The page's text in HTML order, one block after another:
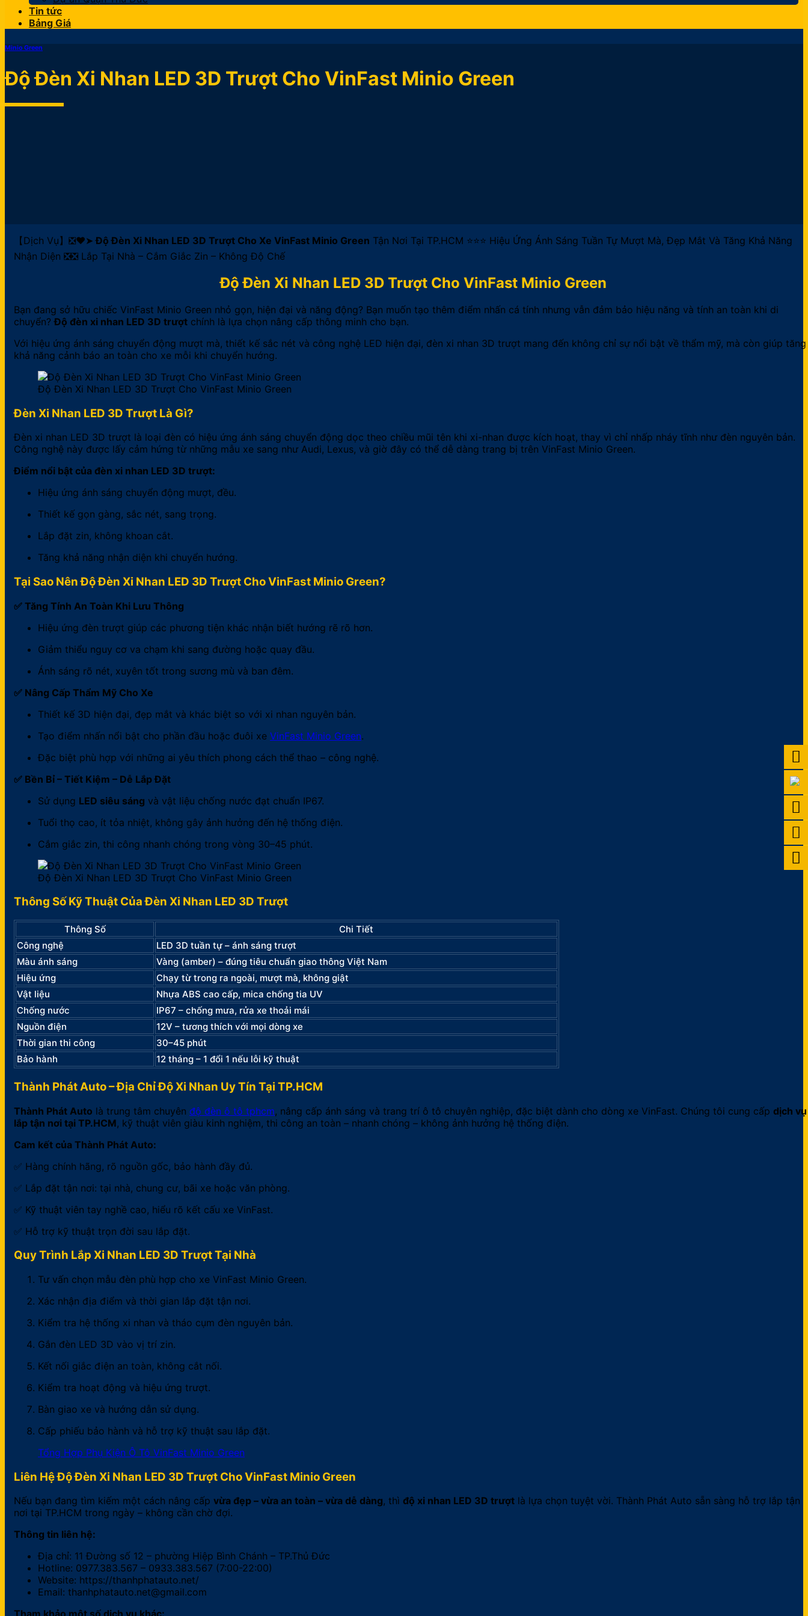
Tin tức
Bảng Giá
Minio Green
Độ Đèn Xi Nhan LED 3D Trượt Cho VinFast Minio Green
【Dịch Vụ】❎❤️➤ Độ Đèn Xi Nhan LED 3D Trượt Cho Xe VinFast Minio Green Tận Nơi Tại TP.HCM ⭐⭐⭐ Hiệu Ứng Ánh Sáng Tuần Tự Mượt Mà, Đẹp Mắt Và Tăng Khả Năng
Nhận Diện ❎❎ Lắp Tại Nhà – Cắm Giắc Zin – Không Độ Chế
Độ Đèn Xi Nhan LED 3D Trượt Cho VinFast Minio Green
Bạn đang sở hữu chiếc VinFast Minio Green nhỏ gọn, hiện đại và năng động? Bạn muốn tạo thêm điểm nhấn cá tính nhưng vẫn đảm bảo hiệu năng và tính an toàn khi di
chuyển?Độ đèn xi nhan LED 3D trượt chính là lựa chọn nâng cấp thông minh cho bạn.
Với hiệu ứng ánh sáng chuyển động mượt mà, thiết kế sắc nét và công nghệ LED hiện đại, đèn xi nhan 3D trượt mang đến không chỉ sự nổi bật về thẩm mỹ, mà còn giúp tăng
khả năng cảnh báo an toàn cho xe mỗi khi chuyển hướng.
Độ Đèn Xi Nhan LED 3D Trượt Cho VinFast Minio Green
Đèn Xi Nhan LED 3D Trượt Là Gì?
Đèn xi nhan LED 3D trượt là loại đèn có hiệu ứng ánh sáng chuyển động dọc theo chiều mũi tên khi xi-nhan được kích hoạt, thay vì chỉ nhấp nháy tĩnh như đèn nguyên bản.
Công nghệ này được lấy cảm hứng từ những mẫu xe sang như Audi, Lexus, và giờ đây có thể dễ dàng trang bị trên VinFast Minio Green.
Điểm nổi bật của đèn xi nhan LED 3D trượt:
Hiệu ứng ánh sáng chuyển động mượt, đều.
Thiết kế gọn gàng, sắc nét, sang trọng.
Lắp đặt zin, không khoan cắt.
Tăng khả năng nhận diện khi chuyển hướng.
Tại Sao Nên Độ Đèn Xi Nhan LED 3D Trượt Cho VinFast Minio Green?
✅ Tăng Tính An Toàn Khi Lưu Thông
Hiệu ứng đèn trượt giúp các phương tiện khác nhận biết hướng rẽ rõ hơn.
Giảm thiểu nguy cơ va chạm khi sang đường hoặc quay đầu.
Ánh sáng rõ nét, xuyên tốt trong sương mù và ban đêm.
✅ Nâng Cấp Thẩm Mỹ Cho Xe
Thiết kế 3D hiện đại, đẹp mắt và khác biệt so với xi nhan nguyên bản.
Tạo điểm nhấn nổi bật cho phần đầu hoặc đuôi xe VinFast Minio Green.
Đặc biệt phù hợp với những ai yêu thích phong cách thể thao – công nghệ.
✅ Bền Bỉ – Tiết Kiệm – Dễ Lắp Đặt
Sử dụng LED siêu sáng và vật liệu chống nước đạt chuẩn IP67.
Tuổi thọ cao, ít tỏa nhiệt, không gây ảnh hưởng đến hệ thống điện.
Cắm giắc zin, thi công nhanh chóng trong vòng 30–45 phút.
Độ Đèn Xi Nhan LED 3D Trượt Cho VinFast Minio Green
Thông Số Kỹ Thuật Của Đèn Xi Nhan LED 3D Trượt
Thông Số
Chi Tiết
Công nghệ
LED 3D tuần tự – ánh sáng trượt
Màu ánh sáng
Vàng (amber) – đúng tiêu chuẩn giao thông Việt Nam
Hiệu ứng
Chạy từ trong ra ngoài, mượt mà, không giật
Vật liệu
Nhựa ABS cao cấp, mica chống tia UV
Chống nước
IP67 – chống mưa, rửa xe thoải mái
Nguồn điện
12V – tương thích với mọi dòng xe
Thời gian thi công
30–45 phút
Bảo hành
12 tháng – 1 đổi 1 nếu lỗi kỹ thuật
Thành Phát Auto – Địa Chỉ Độ Xi Nhan Uy Tín Tại TP.HCM
Thành Phát Auto là trung tâm chuyên độ đèn ô tô tphcm, nâng cấp ánh sáng và trang trí ô tô chuyên nghiệp, đặc biệt dành cho dòng xe VinFast. Chúng tôi cung cấp dịch vụ
lắp tận nơi tại TP.HCM, kỹ thuật viên giàu kinh nghiệm, thi công an toàn – nhanh chóng – không ảnh hưởng hệ thống điện.
Cam kết của Thành Phát Auto:
✅ Hàng chính hãng, rõ nguồn gốc, bảo hành đầy đủ.
✅ Lắp đặt tận nơi: tại nhà, chung cư, bãi xe hoặc văn phòng.
✅ Kỹ thuật viên tay nghề cao, hiểu rõ kết cấu xe VinFast.
✅ Hỗ trợ kỹ thuật trọn đời sau lắp đặt.
Quy Trình Lắp Xi Nhan LED 3D Trượt Tại Nhà
Tư vấn chọn mẫu đèn phù hợp cho xe VinFast Minio Green.
Xác nhận địa điểm và thời gian lắp đặt tận nơi.
Kiểm tra hệ thống xi nhan và tháo cụm đèn nguyên bản.
Gắn đèn LED 3D vào vị trí zin.
Kết nối giắc điện an toàn, không cắt nối.
Kiểm tra hoạt động và hiệu ứng trượt.
Bàn giao xe và hướng dẫn sử dụng.
Cấp phiếu bảo hành và hỗ trợ kỹ thuật sau lắp đặt.
Tổng Hợp Phụ Kiện Ô Tô VinFast Minio Green
Liên Hệ Độ Đèn Xi Nhan LED 3D Trượt Cho VinFast Minio Green
Nếu bạn đang tìm kiếm một cách nâng cấp vừa đẹp – vừa an toàn – vừa dễ dàng, thì độ xi nhan LED 3D trượt là lựa chọn tuyệt vời. Thành Phát Auto sẵn sàng hỗ trợ lắp tận
nơi tại TP.HCM trong ngày – không cần chờ đợi.
Thông tin liên hệ:
Địa chỉ: 11 Đường số 12 – phường Hiệp Bình Chánh – TP.Thủ Đức
Hotline: 0977.383.567 – 0933.383.567 (7:00-22:00)
Website: https://thanhphatauto.net/
Email: thanhphatauto.net@gmail.com